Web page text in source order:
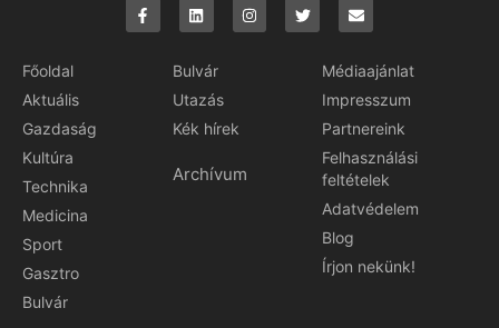
Főoldal
Aktuális
Gazdaság
Kultúra
Technika
Medicina
Sport
Gasztro
Bulvár
Bulvár
Utazás
Kék hírek
Archívum
Médiaajánlat
Impresszum
Partnereink
Felhasználási
feltételek
Adatvédelem
Blog
Írjon nekünk!